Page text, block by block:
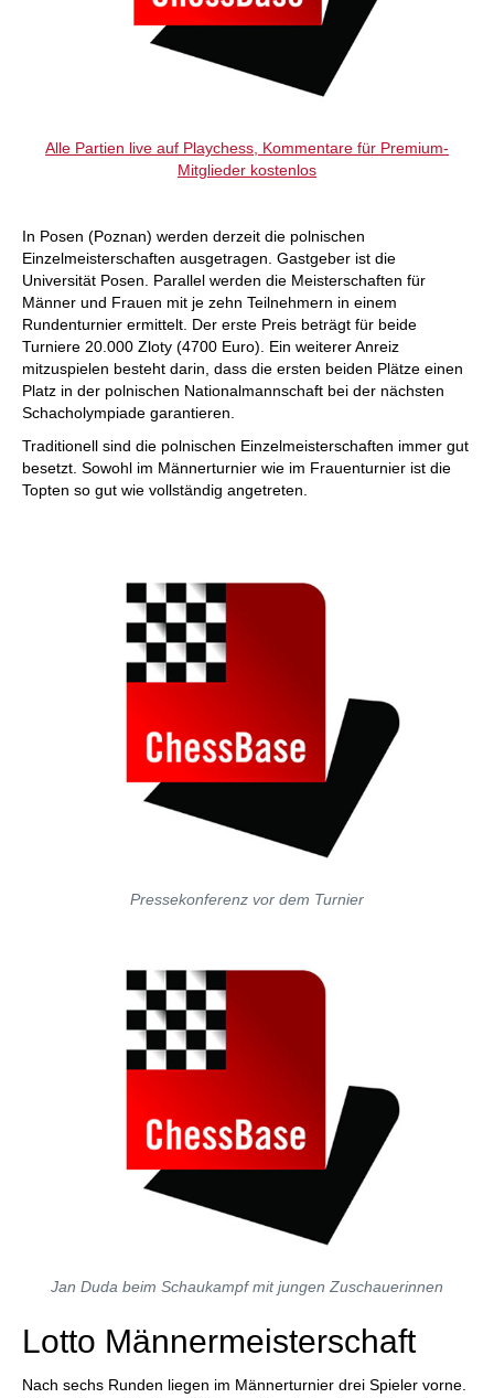
Alle Partien live auf Playchess, Kommentare für Premium-
Mitglieder kostenlos
In Posen (Poznan) werden derzeit die polnischen
Einzelmeisterschaften ausgetragen. Gastgeber ist die
Universität Posen. Parallel werden die Meisterschaften für
Männer und Frauen mit je zehn Teilnehmern in einem
Rundenturnier ermittelt. Der erste Preis beträgt für beide
Turniere 20.000 Zloty (4700 Euro). Ein weiterer Anreiz
mitzuspielen besteht darin, dass die ersten beiden Plätze einen
Platz in der polnischen Nationalmannschaft bei der nächsten
Schacholympiade garantieren.
Traditionell sind die polnischen Einzelmeisterschaften immer gut
besetzt. Sowohl im Männerturnier wie im Frauenturnier ist die
Topten so gut wie vollständig angetreten.
Pressekonferenz vor dem Turnier
Jan Duda beim Schaukampf mit jungen Zuschauerinnen
Lotto Männermeisterschaft
Nach sechs Runden liegen im Männerturnier drei Spieler vorne.